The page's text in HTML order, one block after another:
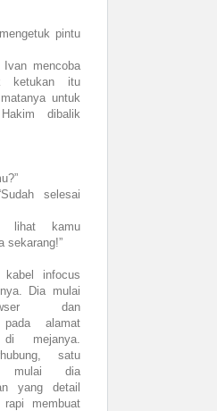
pintu
Ivan mencoba
ketukan itu
untuk
dibalik
selesai
lihat kamu
sekarang!”
kabel infocus
Dia mulai
dan
pada alamat
mejanya.
satu
mulai dia
yang detail
membuat